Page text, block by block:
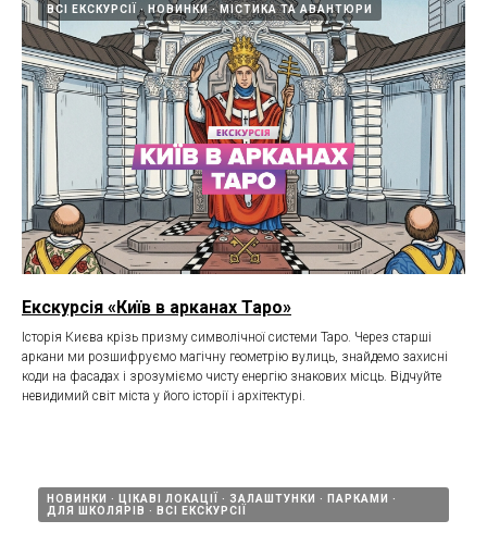
ВСІ ЕКСКУРСІЇ НОВИНКИ МІСТИКА ТА АВАНТЮРИ
Екскурсія «Київ в арканах Таро»
Історія Києва крізь призму символічної системи Таро. Через старші
аркани ми розшифруємо магічну геометрію вулиць, знайдемо захисні
коди на фасадах і зрозуміємо чисту енергію знакових місць. Відчуйте
невидимий світ міста у його історії і архітектурі.
НОВИНКИ ЦІКАВІ ЛОКАЦІЇ ЗАЛАШТУНКИ
ПАРКАМИ
ДЛЯ ШКОЛЯРІВ
ВСІ ЕКСКУРСІЇ